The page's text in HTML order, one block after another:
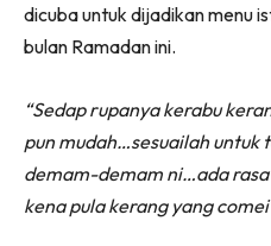
dicuba untuk dijadikan menu
bulan Ramadan ini.
“Sedap rupanya kerabu
pun mudah…sesuailah untuk
demam-demam ni…ada
kena pula kerang yang